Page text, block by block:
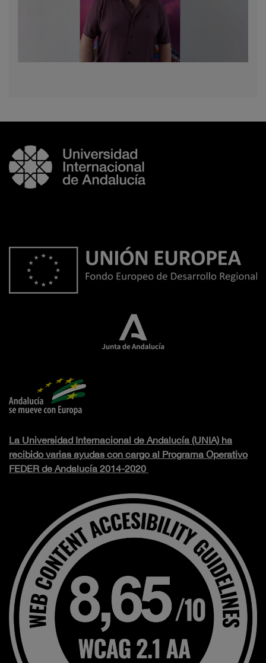
La Universidad Internacional de Andalucía (UNIA) ha
recibido varias ayudas con cargo al Programa Operativo
FEDER de Andalucía 2014-2020